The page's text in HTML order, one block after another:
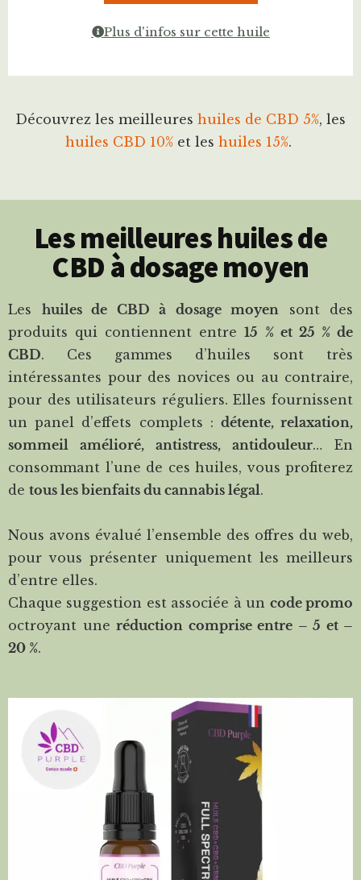
Plus d'infos sur cette huile
Découvrez les meilleures huiles de CBD 5%, les
huiles CBD 10% et les huiles 15%.
Les meilleures huiles de
CBD à dosage moyen
Les huiles de CBD à dosage moyen sont des
produits qui contiennent entre15 % et 25 % de
CBD. Ces gammes d’huiles sont très
intéressantes pour des novices ou au contraire,
pour des utilisateurs réguliers. Elles fournissent
un panel d’effets complets : détente, relaxation,
sommeil amélioré, antistress, antidouleur… En
consommant l’une de ces huiles, vous profiterez
de tous les bienfaits du cannabis légal.
Nous avons évalué l’ensemble des offres du web,
pour vous présenter uniquement les meilleurs
d’entre elles.
Chaque suggestion est associée à un code promo
octroyant une réduction comprise entre – 5 et –
20 %.